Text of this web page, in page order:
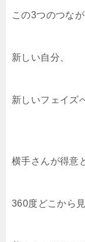
この3つのつなが
新しい自分、
新しいフェイズ
横手さんが得意
360度どこから